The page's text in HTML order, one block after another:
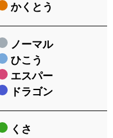
かくとう
ノーマル
ひこう
エスパー
ドラゴン
くさ